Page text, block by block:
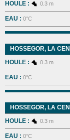
HOULE :
0.3 m
EAU : 0°C
HOSSEGOR, LA
HOULE :
0.3 m
EAU : 0°C
HOSSEGOR, LA
HOULE :
0.3 m
EAU : 0°C